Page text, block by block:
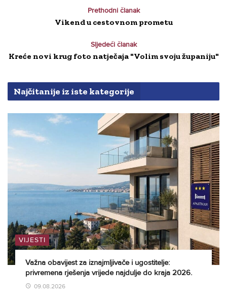
Prethodni članak
Vikend u cestovnom prometu
Sljedeći članak
Kreće novi krug foto natječaja "Volim svoju županiju"
Najčitanije iz iste kategorije
VIJESTI
Važna obavijest za iznajmljivače i ugostitelje:
privremena rješenja vrijede najdulje do kraja 2026.
09.08.2026